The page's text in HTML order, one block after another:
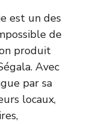
est un des
de
produit
Avec
par sa
locaux,